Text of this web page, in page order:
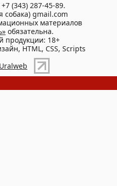
(343) 287-45-89.
собака) gmail.com
материалов
обязательна.
продукции: 18+
HTML, CSS, Scripts